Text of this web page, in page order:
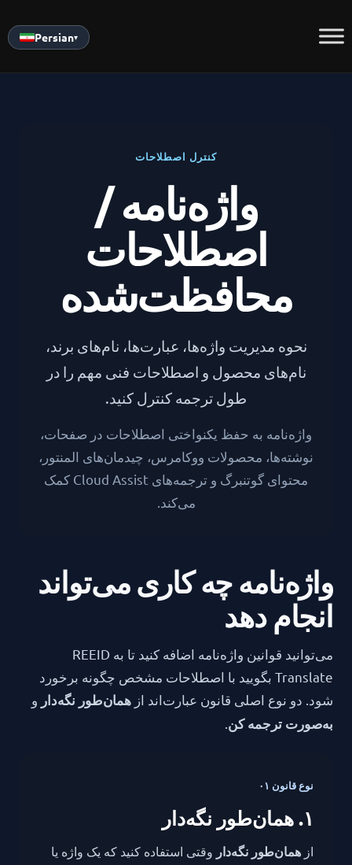
to
Persian▾
کنترل اصطلاحات
واژه‌نامه /
اصطلاحات
محافظت‌شده
نحوه مدیریت واژه‌ها، عبارت‌ها، نام‌های برند،
نام‌های محصول و اصطلاحات فنی مهم را در
طول ترجمه کنترل کنید.
واژه‌نامه به حفظ یکنواختی اصطلاحات در صفحات،
نوشته‌ها، محصولات ووکامرس، چیدمان‌های المنتور،
محتوای گوتنبرگ و ترجمه‌های Cloud Assist کمک
می‌کند.
واژه‌نامه چه کاری می‌تواند
انجام دهد
می‌توانید قوانین واژه‌نامه اضافه کنید تا به REEID
Translate بگویید با اصطلاحات مشخص چگونه برخورد
شود. دو نوع اصلی قانون عبارت‌اند از همان‌طور نگه‌دار و
به‌صورت ترجمه کن.
نوع قانون ۰۱
۱. همان‌طور نگه‌دار
از همان‌طور نگه‌دار وقتی استفاده کنید که یک واژه یا